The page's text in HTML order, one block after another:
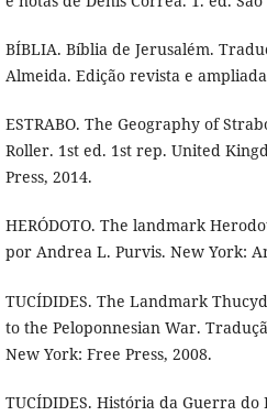
BÍBLIA. Bíblia de Jerusalém.
Almeida. Edição revista e
ESTRABO. The Geography of
Roller. 1st ed. 1st rep. United
Press, 2014.
HERÓDOTO. The landmark
por Andrea L. Purvis. New York:
TUCÍDIDES. The Landmark
to the Peloponnesian War.
New York: Free Press, 2008.
TUCÍDIDES. História da Guerra do